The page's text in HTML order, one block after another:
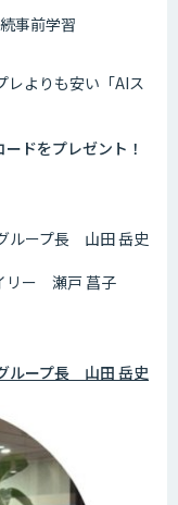
事前学習
レよりも安い「AIス
ドをプレゼント！
ループ長 山田 岳史
リー 瀬戸 菖子
ループ長 山田 岳史